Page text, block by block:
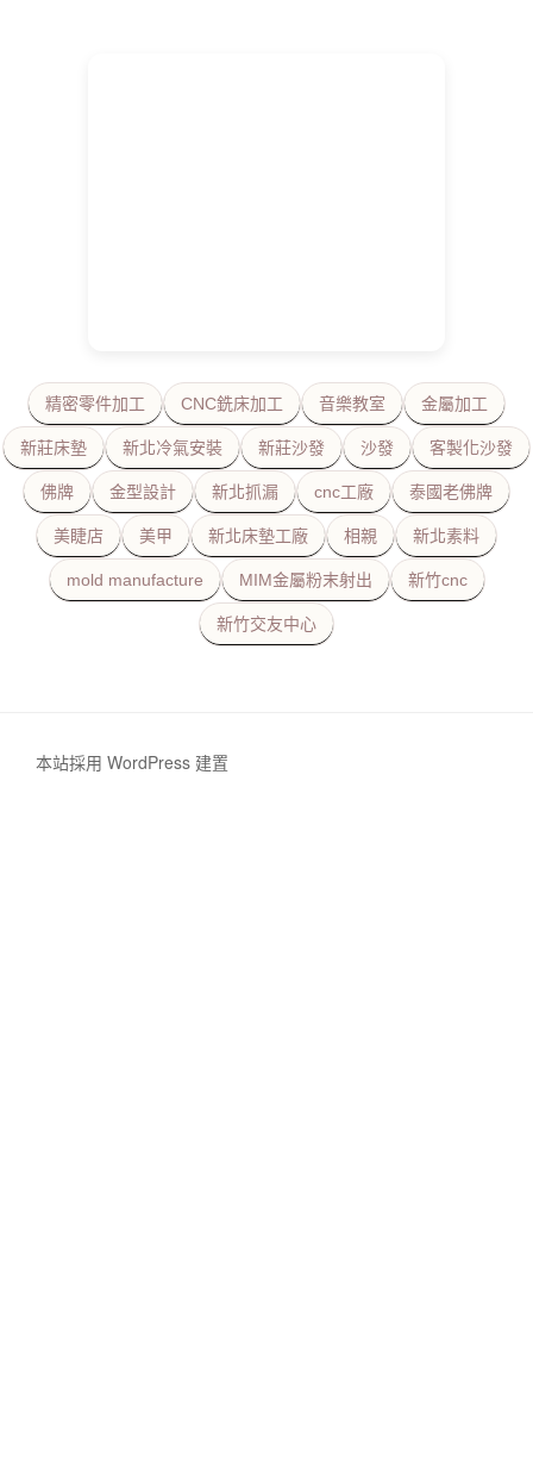
精密零件加工 CNC銑床加工 音樂教室 金屬加工
新莊床墊 新北冷氣安裝 新莊沙發 沙發 客製化沙發
佛牌 金型設計 新北抓漏 cnc工廠 泰國老佛牌
美睫店 美甲 新北床墊工廠 相親 新北素料
mold manufacture MIM金屬粉末射出 新竹cnc
新竹交友中心
本站採用 WordPress 建置